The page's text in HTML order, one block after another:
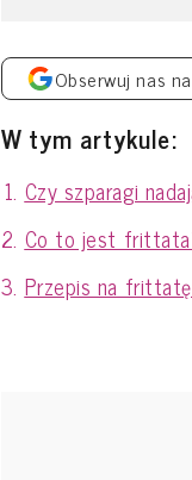
Obserwuj nas
W tym artykule:
Czy szparagi
Co to jest
Przepis na